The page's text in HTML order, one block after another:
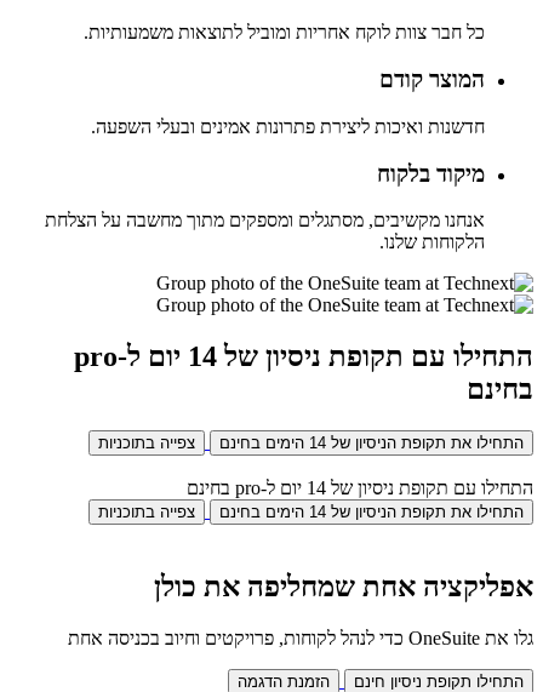
כל חבר צוות לוקח אחריות ומוביל לתוצאות משמעותיות.
המוצר קודם
חדשנות ואיכות ליצירת פתרונות אמינים ובעלי השפעה.
מיקוד בלקוח
אנחנו מקשיבים, מסתגלים ומספקים מתוך מחשבה על הצלחת
הלקוחות שלנו.
התחילו עם תקופת ניסיון של 14 יום ל-pro
בחינם
התחילו את תקופת הניסיון של 14 הימים בחינם צפייה בתוכניות
התחילו עם תקופת ניסיון של 14 יום ל-pro בחינם
התחילו את תקופת הניסיון של 14 הימים בחינם צפייה בתוכניות
אפליקציה אחת שמחליפה את כולן
גלו את OneSuite כדי לנהל לקוחות, פרויקטים וחיוב בכניסה אחת
התחילו תקופת ניסיון חינם הזמנת הדגמה